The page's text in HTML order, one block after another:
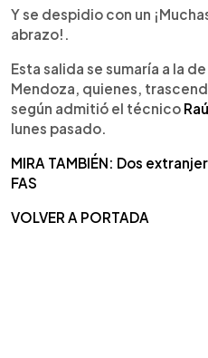
Y se despidio con un
abrazo!.
Esta salida se sumaría a la
Mendoza, quienes,
según admitió el técnico
lunes pasado.
MIRA TAMBIÉN: Dos
FAS
VOLVER A PORTADA